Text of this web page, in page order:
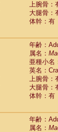
上腕骨：
大腿骨：
体幹：有
年齢：
属名：
亜種小名
英名：
上腕骨：
大腿骨：
体幹：有
年齢：
属名：